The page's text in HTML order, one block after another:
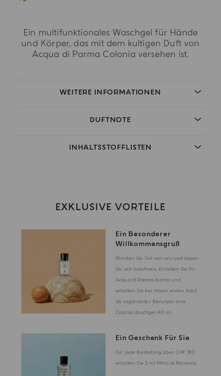
Ein multifunktionales Waschgel für Hände
und Körper, das mit dem kultigen Duft von
Acqua di Parma Colonia versehen ist.
WEITERE INFORMATIONEN
DUFTNOTE
INHALTSSTOFFLISTEN
EXKLUSIVE VORTEILE
Ein Besonderer
Willkommensgruß
Werden Sie Teil von uns und lassen
Sie sich belohnen. Erstellen Sie Ihr
Acqua di Parma-Konto und
erhalten Sie bei Ihrem ersten Kauf
als registrierter Benutzer eine
Colonia duschgel 40 ml
Ein Geschenk Für Sie
Für jede Bestellung über CHF 180
erhalten Sie 5 ml Mirto di Panarea.